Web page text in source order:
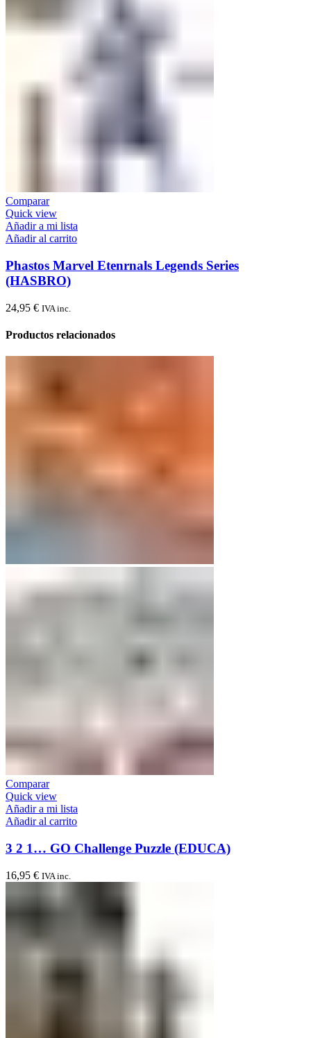
Comparar
Quick view
Añadir a mi lista
Añadir al carrito
Phastos Marvel Etenrnals Legends Series
(HASBRO)
24,95 € IVA inc.
Productos relacionados
Comparar
Quick view
Añadir a mi lista
Añadir al carrito
3 2 1… GO Challenge Puzzle (EDUCA)
16,95 € IVA inc.